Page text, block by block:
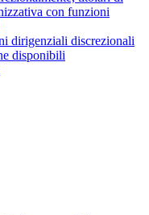
con funzioni
dirigenziali discrezionali
disponibili